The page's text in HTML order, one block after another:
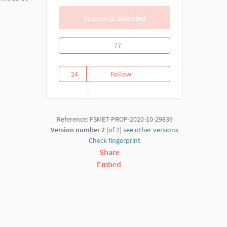
Supports disabled
Riposte communautaire contre la
77
24
24 followers
FollowRiposte communautaire contre
Reference: FSMET-PROP-2020-10-29839
Version number 2 (of 2) see other versions
Check fingerprint
Share
Embed